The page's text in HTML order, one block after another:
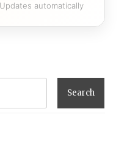
automatically